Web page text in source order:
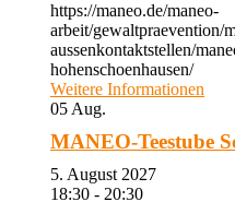
https://maneo.de/maneo-
arbeit/gewaltpraevention/
aussenkontaktstellen/
hohenschoenhausen/
Weitere Informationen
05 Aug.
MANEO-Teestube
5. August 2027
18:30 - 20:30